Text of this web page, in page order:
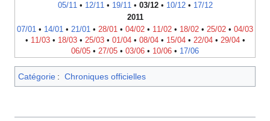
05/11 • 12/11 • 19/11 • 03/12• 10/12• 17/12
2011
07/01 • 14/01 • 21/01 • 28/01 • 04/02 • 11/02 • 18/02 • 25/02 • 04/03
• 11/03• 18/03• 25/03• 01/04• 08/04• 15/04• 22/04• 29/04•
06/05 • 27/05 • 03/06 • 10/06 • 17/06
Catégorie : Chroniques officielles